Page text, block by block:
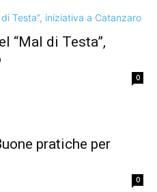
“Mal di Testa”,
0
pratiche per
0